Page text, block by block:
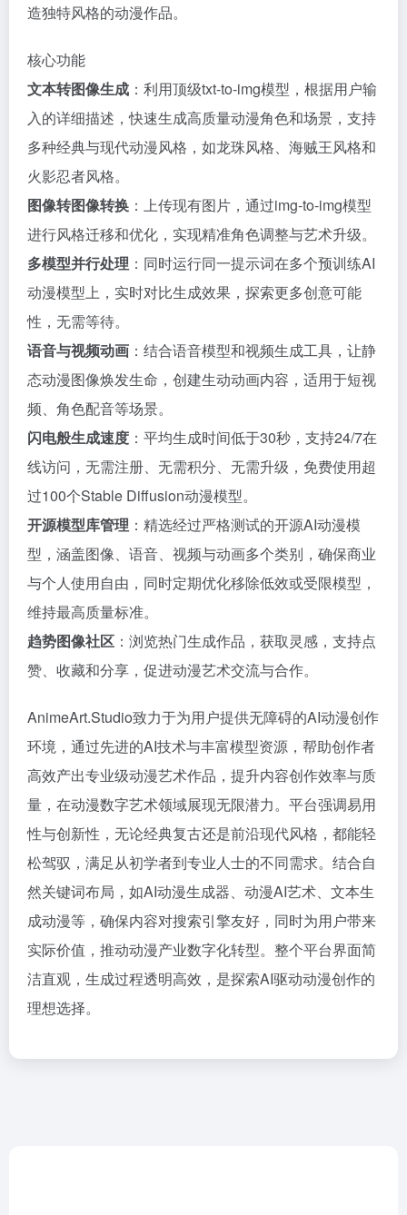
造独特风格的动漫作品。
核心功能
文本转图像生成 ：利用顶级txt-to-img模型，根据用户输
入的详细描述，快速生成高质量动漫角色和场景，支持
多种经典与现代动漫风格，如龙珠风格、海贼王风格和
火影忍者风格。
图像转图像转换 ：上传现有图片，通过img-to-img模型
进行风格迁移和优化，实现精准角色调整与艺术升级。
多模型并行处理 ：同时运行同一提示词在多个预训练AI
动漫模型上，实时对比生成效果，探索更多创意可能
性，无需等待。
语音与视频动画 ：结合语音模型和视频生成工具，让静
态动漫图像焕发生命，创建生动动画内容，适用于短视
频、角色配音等场景。
闪电般生成速度 ：平均生成时间低于30秒，支持24/7在
线访问，无需注册、无需积分、无需升级，免费使用超
过100个Stable Diffusion动漫模型。
开源模型库管理 ：精选经过严格测试的开源AI动漫模
型，涵盖图像、语音、视频与动画多个类别，确保商业
与个人使用自由，同时定期优化移除低效或受限模型，
维持最高质量标准。
趋势图像社区 ：浏览热门生成作品，获取灵感，支持点
赞、收藏和分享，促进动漫艺术交流与合作。
AnimeArt.Studio致力于为用户提供无障碍的AI动漫创作
环境，通过先进的AI技术与丰富模型资源，帮助创作者
高效产出专业级动漫艺术作品，提升内容创作效率与质
量，在动漫数字艺术领域展现无限潜力。平台强调易用
性与创新性，无论经典复古还是前沿现代风格，都能轻
松驾驭，满足从初学者到专业人士的不同需求。结合自
然关键词布局，如AI动漫生成器、动漫AI艺术、文本生
成动漫等，确保内容对搜索引擎友好，同时为用户带来
实际价值，推动动漫产业数字化转型。整个平台界面简
洁直观，生成过程透明高效，是探索AI驱动动漫创作的
理想选择。